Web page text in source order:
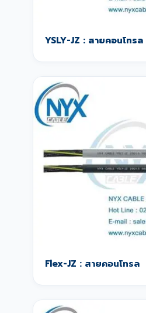
YSLY-JZ : สายคอนโทรล
Flex-JZ : สายคอนโทรล